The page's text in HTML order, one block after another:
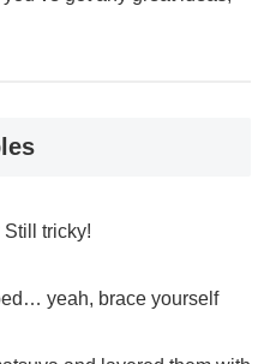
tricky!
yeah, brace yourself